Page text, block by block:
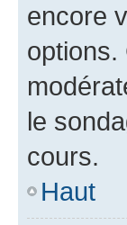
encore
options.
le
cours.
Haut